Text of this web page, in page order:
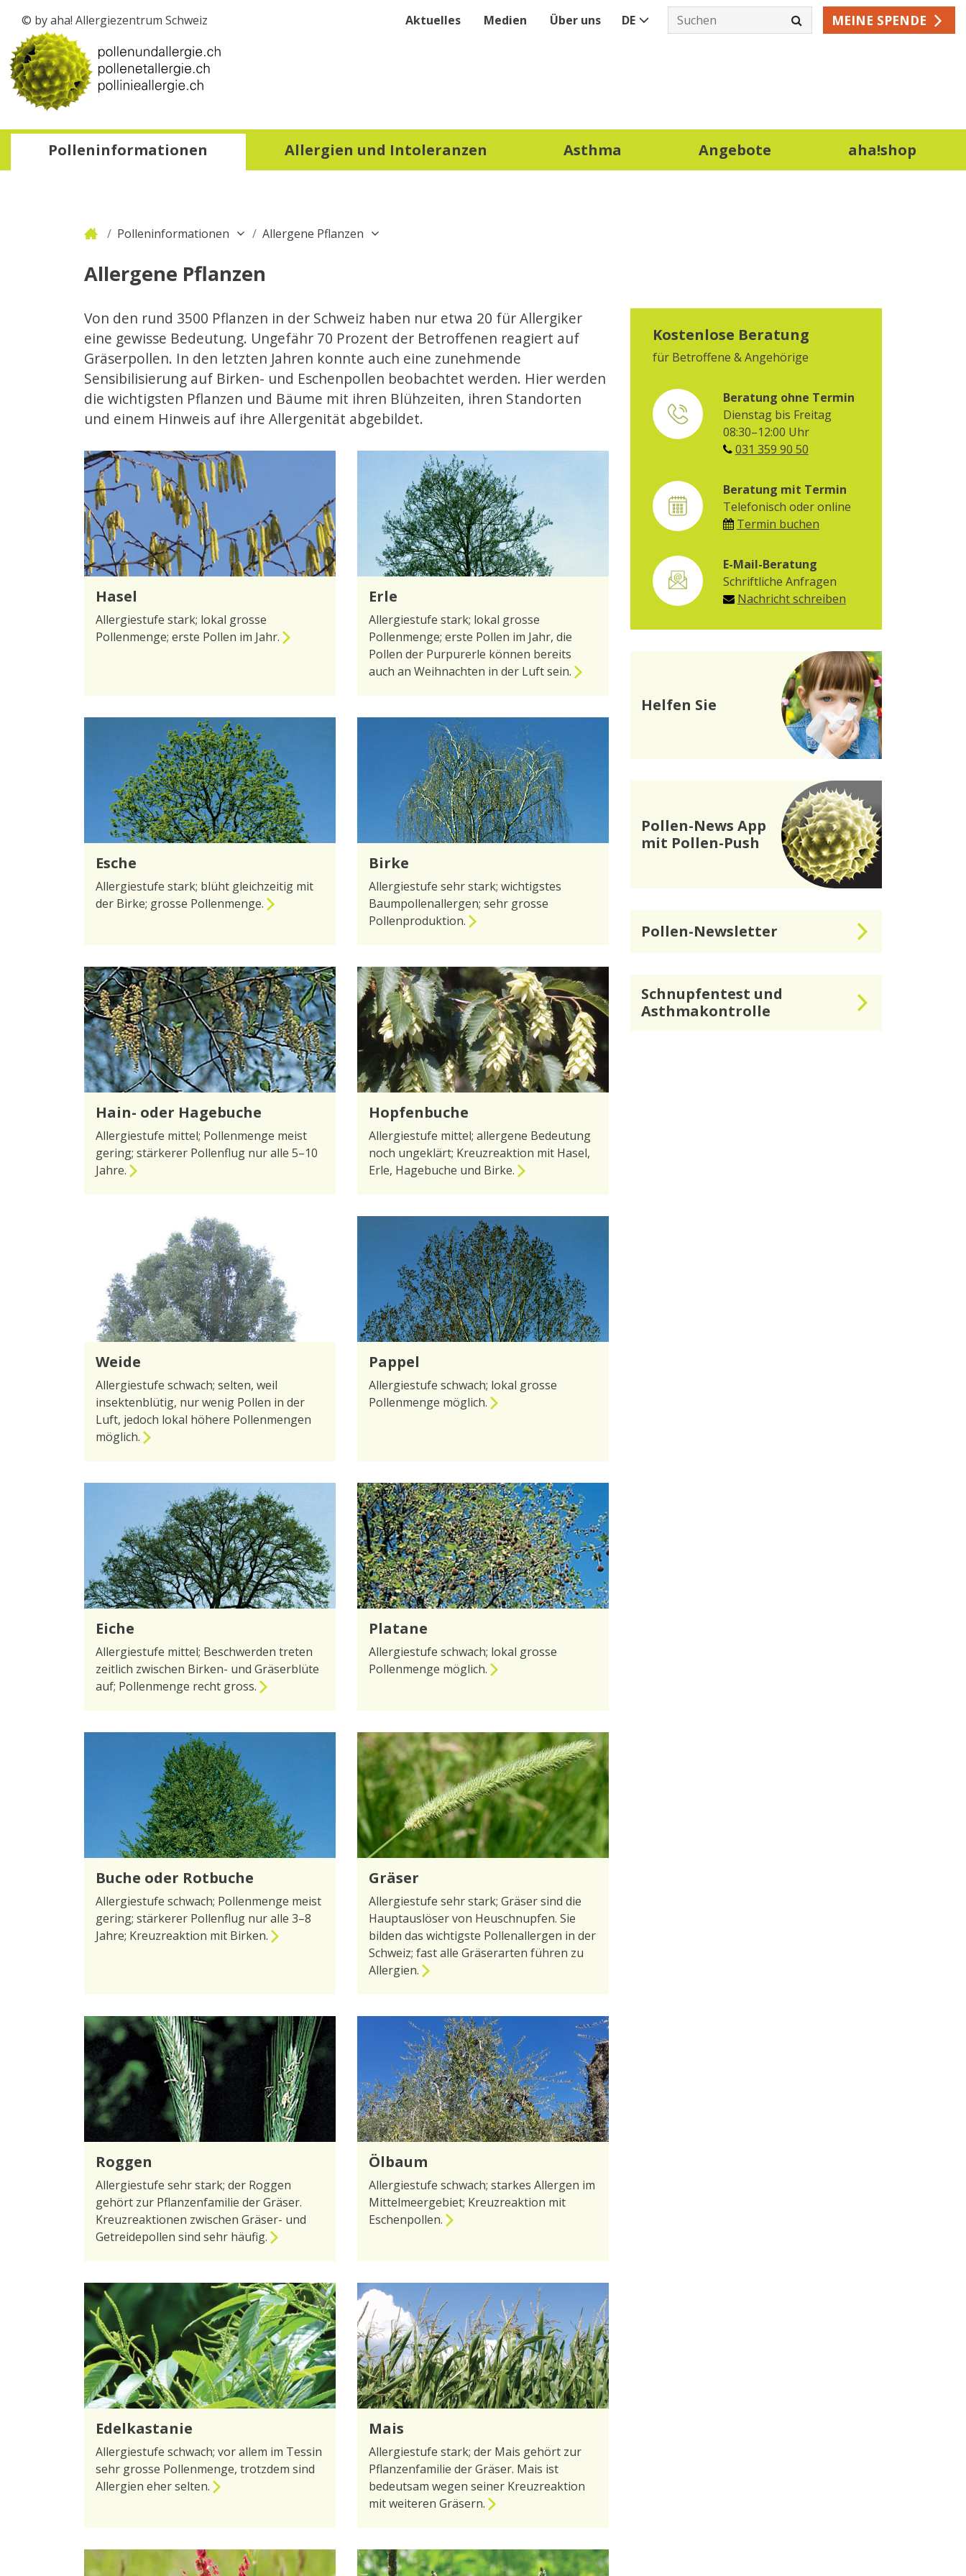
© by aha! Allergiezentrum Schweiz Aktuelles Medien Über uns DE MEINE SPENDE
zur Startseite
Polleninformationen Allergien und Intoleranzen Asthma Angebote aha!shop
Polleninformationen Allergene Pflanzen
Allergene Pflanzen
Von den rund 3500 Pflanzen in der Schweiz haben nur etwa 20 für Allergiker
eine gewisse Bedeutung. Ungefähr 70 Prozent der Betroffenen reagiert auf
Gräserpollen. In den letzten Jahren konnte auch eine zunehmende
Sensibilisierung auf Birken- und Eschenpollen beobachtet werden. Hier werden
die wichtigsten Pflanzen und Bäume mit ihren Blühzeiten, ihren Standorten
und einem Hinweis auf ihre Allergenität abgebildet.
Hasel
Allergiestufe stark; lokal grosse
Pollenmenge; erste Pollen im Jahr.
Erle
Allergiestufe stark; lokal grosse
Pollenmenge; erste Pollen im Jahr, die
Pollen der Purpurerle können bereits
auch an Weihnachten in der Luft sein.
Esche
Allergiestufe stark; blüht gleichzeitig mit
der Birke; grosse Pollenmenge.
Birke
Allergiestufe sehr stark; wichtigstes
Baumpollenallergen; sehr grosse
Pollenproduktion.
Hain- oder Hagebuche
Allergiestufe mittel; Pollenmenge meist
gering; stärkerer Pollenflug nur alle 5–10
Jahre.
Hopfenbuche
Allergiestufe mittel; allergene Bedeutung
noch ungeklärt; Kreuzreaktion mit Hasel,
Erle, Hagebuche und Birke.
Weide
Allergiestufe schwach; selten, weil
insektenblütig, nur wenig Pollen in der
Luft, jedoch lokal höhere Pollenmengen
möglich.
Pappel
Allergiestufe schwach; lokal grosse
Pollenmenge möglich.
Eiche
Allergiestufe mittel; Beschwerden treten
zeitlich zwischen Birken- und Gräserblüte
auf; Pollenmenge recht gross.
Platane
Allergiestufe schwach; lokal grosse
Pollenmenge möglich.
Buche oder Rotbuche
Allergiestufe schwach; Pollenmenge meist
gering; stärkerer Pollenflug nur alle 3–8
Jahre; Kreuzreaktion mit Birken.
Gräser
Allergiestufe sehr stark; Gräser sind die
Hauptauslöser von Heuschnupfen. Sie
bilden das wichtigste Pollenallergen in der
Schweiz; fast alle Gräserarten führen zu
Allergien.
Roggen
Allergiestufe sehr stark; der Roggen
gehört zur Pflanzenfamilie der Gräser.
Kreuzreaktionen zwischen Gräser- und
Getreidepollen sind sehr häufig.
Ölbaum
Allergiestufe schwach; starkes Allergen im
Mittelmeergebiet; Kreuzreaktion mit
Eschenpollen.
Edelkastanie
Allergiestufe schwach; vor allem im Tessin
sehr grosse Pollenmenge, trotzdem sind
Allergien eher selten.
Mais
Allergiestufe stark; der Mais gehört zur
Pflanzenfamilie der Gräser. Mais ist
bedeutsam wegen seiner Kreuzreaktion
mit weiteren Gräsern.
Kostenlose Beratung
für Betroffene & Angehörige
Beratung ohne Termin
Dienstag bis Freitag
08:30–12:00 Uhr
031 359 90 50
Beratung mit Termin
Telefonisch oder online
Termin buchen
E-Mail-Beratung
Schriftliche Anfragen
Nachricht schreiben
Helfen Sie
Pollen-News App
mit Pollen-Push
Pollen-Newsletter
Schnupfentest und
Asthmakontrolle